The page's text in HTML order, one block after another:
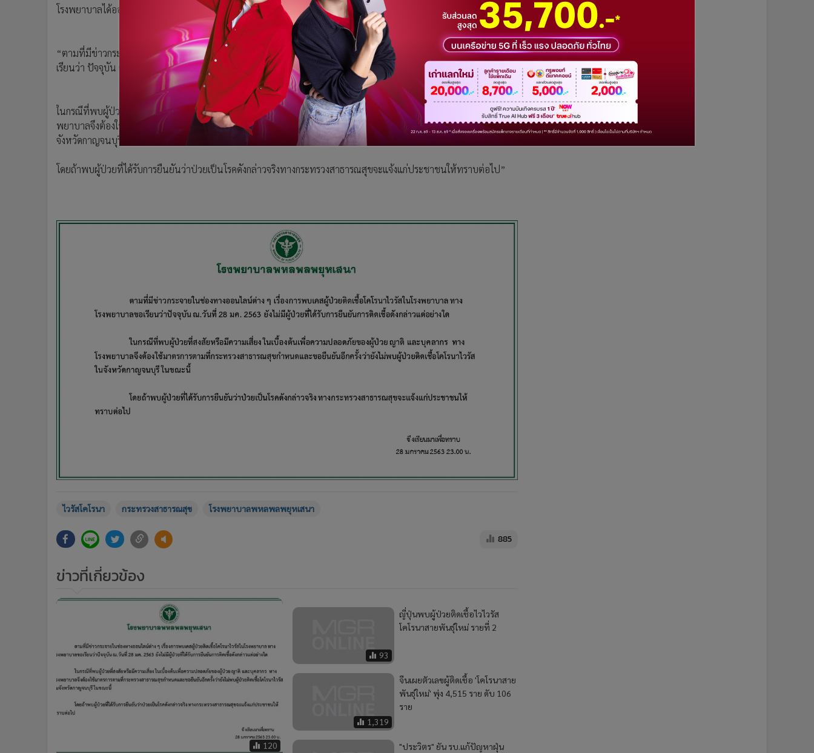
Gotomanager
โรงพยาบาลได้ออกมาชี้แจงในกรณีดังกล่าวว่า
“ตามที่มีข่าวกระจายในช่องทางออนไลน์ต่างๆ เรื่องการพบเคสผู้ป่วยติดเชื้อไวรัสโคโรนาในโรงพยาบาล ทางโรงพยาบาลขอ
เรียนว่า ปัจจุบัน ณ วันที่ 25 ม.ค. 2563 ยังไม่มีผู้ป่วยที่ได้รับการยืนยันการติดเชื้อดังกล่าวแต่อย่างใด
ในกรณีที่พบผู้ป่วยที่สงสัยหรือมีความเสี่ยงในเบื้องต้น เพื่อความปลอดภัยของผู้ป่วย ญาติ และบุคลากรโรงพยาบาล โรง
พยาบาลจึงต้องใช้มาตรการตามที่กระทรวงสาธารณสุขกำหนดและขอยืนยันอีกครั้งว่ายังไม่พบผู้ป่วยติดเชื้อโคโรนาไวรัส ใน
จังหวัดกาญจนบุรีในขณะนี้
โดยถ้าพบผู้ป่วยที่ได้รับการยืนยันว่าป่วยเป็นโรคดังกล่าวจริงทางกระทรวงสาธารณสุขจะแจ้งแก่ประชาชนให้ทราบต่อไป”
ไวรัสโคโรนา กระทรวงสาธารณสุข โรงพยาบาลพหลพลพยุหเสนา
885
ข่าวที่เกี่ยวข้อง
120
93
ญี่ปุ่นพบผู้ป่วยติดเชื้อไวไวรัส
โคโรนาสายพันธุ์ใหม่ รายที่ 2
1,319
จีนเผยตัวเลขผู้ติดเชื้อ 'โคโรนาสาย
พันธุ์ใหม่' พุ่ง 4,515 ราย ดับ 106
ราย
"ประวิตร" ยัน รบ.แก้ปัญหาฝุ่น